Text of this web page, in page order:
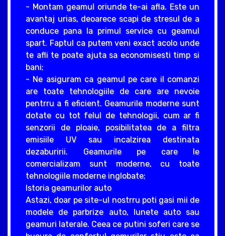
- Montam geamul oriunde te-ai afla. Este un
avantaj urias, deoarece scapi de stresul de a
conduce pana la primul service cu geamul
spart. Faptul ca putem veni exact acolo unde
te afli te poate ajuta sa economisesti timp si
bani;
- Ne asiguram ca geamul pe care il comanzi
are toate tehnologiile de care are nevoie
pentrru a fi eficient. Geamurile moderne sunt
dotate cu tot felul de tehnologii, cum ar fi
senzorii de ploaie, posibilitatea de a filtra
emisiile UV sau incalzirea destinata
dezaburirii. Geamurile pe care le
comercializam sunt moderne, cu toate
tehnologiile moderne inglobate;
Istoria geamurilor auto
Astazi, doar pe site-ul nostrru poti gasi mii de
modele de parbrize auto, lunete auto sau
geamuri laterale. Ceea ce putini soferi care se